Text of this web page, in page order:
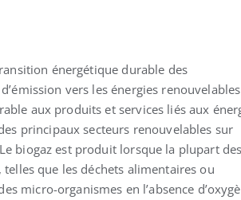
contrôle des odeurs
Filtration efficace
jauge
Solution
énergétique durable des
vers les énergies
aux produits et services liés aux
principaux secteurs renouvelables sur
biogaz est produit lorsque la plupart des
que les déchets alimentaires ou
micro-organismes en l’absence